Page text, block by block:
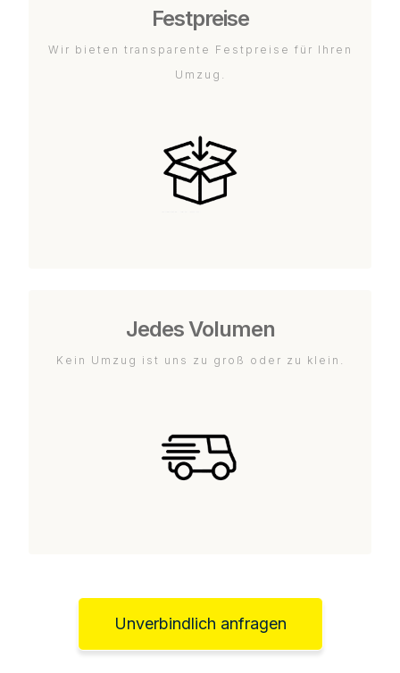
Festpreise
Wir bieten transparente Festpreise für Ihren
Umzug.
Jedes Volumen
Kein Umzug ist uns zu groß oder zu klein.
Unverbindlich anfragen